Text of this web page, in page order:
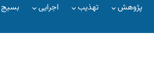
پژوهش تهذیب اجرایی بسیج